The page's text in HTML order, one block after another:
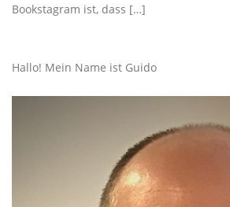
Bookstagram ist, dass […]
Hallo! Mein Name ist Guido